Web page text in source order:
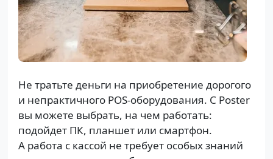
Не тратьте деньги на приобретение дорогого
и непрактичного POS-оборудования. С Poster
вы можете выбрать, на чем работать:
подойдет ПК, планшет или смартфон.
А работа с кассой не требует особых знаний